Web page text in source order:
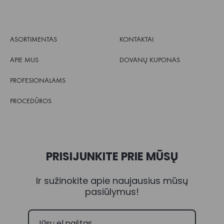
ASORTIMENTAS
APIE MUS
PROFESIONALAMS
PROCEDŪROS
KONTAKTAI
DOVANŲ KUPONAS
PRISIJUNKITE PRIE MŪSŲ
Ir sužinokite apie naujausius mūsų
pasiūlymus!